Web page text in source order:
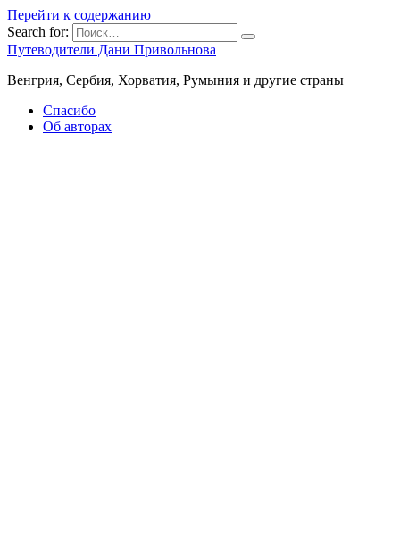
Перейти к содержанию
Search for:
Путеводители Дани Привольнова
Венгрия, Сербия, Хорватия, Румыния и другие страны
Спасибо
Об авторах